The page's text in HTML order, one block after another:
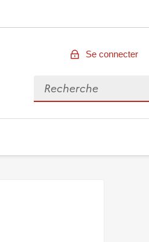
Se connecter
Rechercher des données